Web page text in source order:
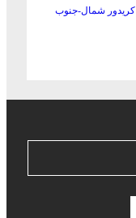
کریدور شمال-جنوب